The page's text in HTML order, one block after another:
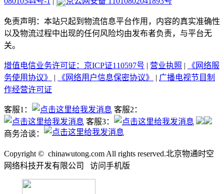
免责声明：本站只起到物流信息平台作用，内容的真实准确性
以及物流过程中出现的任何风险均由发布者负责，与平台无
关。
增值电信业务许可证：京ICP证110597号 | 营业执照 |
《网络服
务使用协议》
| 《网络用户信息保密协议》 | 广播电视节目制
作经营许可证
客服1：
客服2：
客服3：
商务洽谈：
Copyright © chinawutong.com All rights reserved.北京物通时空
网络科技开发有限公司
访问手机版